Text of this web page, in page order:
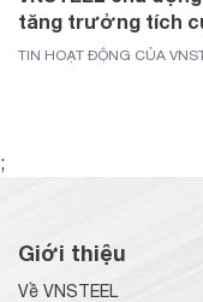
tăng trưởng tích
TIN HOẠT ĐỘNG CỦA
;
Giới thiệu
Về VNSTEEL